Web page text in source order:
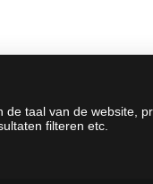
taal van de website,
filteren etc.